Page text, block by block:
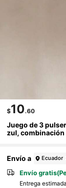
$10.60
Juego de 3
zul, combinación
o diario y las
Envío a Ecuador
Envío
Entrega